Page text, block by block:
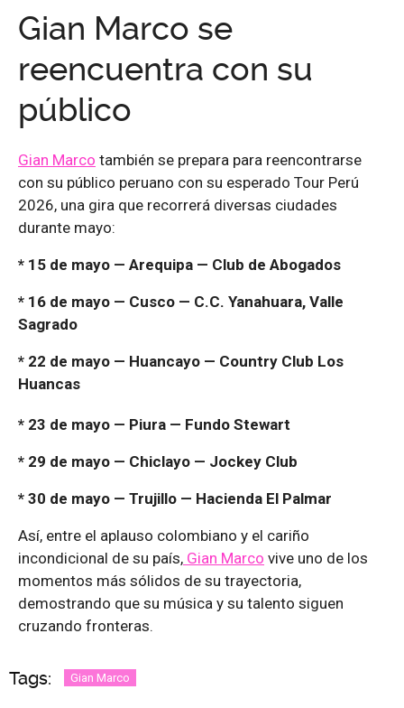
Gian Marco se
reencuentra con su
público
Gian Marco también se prepara para reencontrarse
con su público peruano con su esperado Tour Perú
2026, una gira que recorrerá diversas ciudades
durante mayo:
* 15 de mayo — Arequipa — Club de Abogados
* 16 de mayo — Cusco — C.C. Yanahuara, Valle
Sagrado
* 22 de mayo — Huancayo — Country Club Los
Huancas
* 23 de mayo — Piura — Fundo Stewart
* 29 de mayo — Chiclayo — Jockey Club
* 30 de mayo — Trujillo — Hacienda El Palmar
Así, entre el aplauso colombiano y el cariño
incondicional de su país, Gian Marco vive uno de los
momentos más sólidos de su trayectoria,
demostrando que su música y su talento siguen
cruzando fronteras.
Tags: Gian Marco